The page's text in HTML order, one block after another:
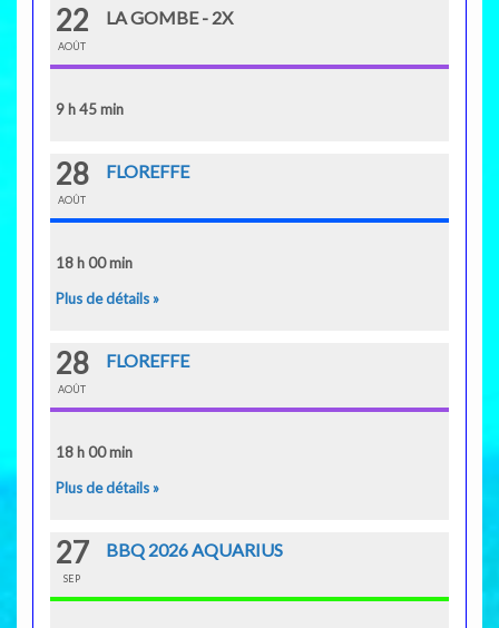
22
AOÛT
LA GOMBE - 2X
9 h 45 min
28
AOÛT
FLOREFFE
18 h 00 min
Plus de détails »
28
AOÛT
FLOREFFE
18 h 00 min
Plus de détails »
27
SEP
BBQ 2026 AQUARIUS